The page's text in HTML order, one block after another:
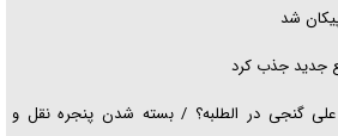
شد
گنجی در الطلبه؟ / بسته شدن پنجره نقل و